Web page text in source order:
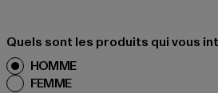
Quels sont les produits qui vous
HOMME
FEMME